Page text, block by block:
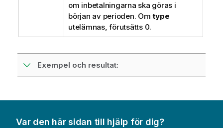
om inbetalningarna ska göras i
början av perioden. Omtype
utelämnas, förutsätts 0.
Exempel och resultat:
Var den här sidan till hjälp för dig?